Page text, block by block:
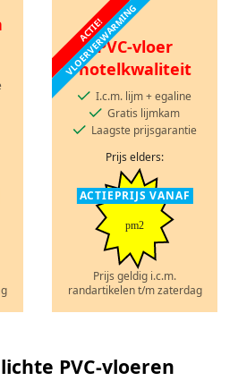
ACTIE!
VLOERVERWARMING
PVC-vloer
hotelkwaliteit
I.c.m. lijm + egaline
Gratis lijmkam
Laagste prijsgarantie
Prijs elders:
ACTIEPRIJS VANAF
pm2
Prijs geldig i.c.m.
randartikelen t/m zaterdag
PVC-vloeren